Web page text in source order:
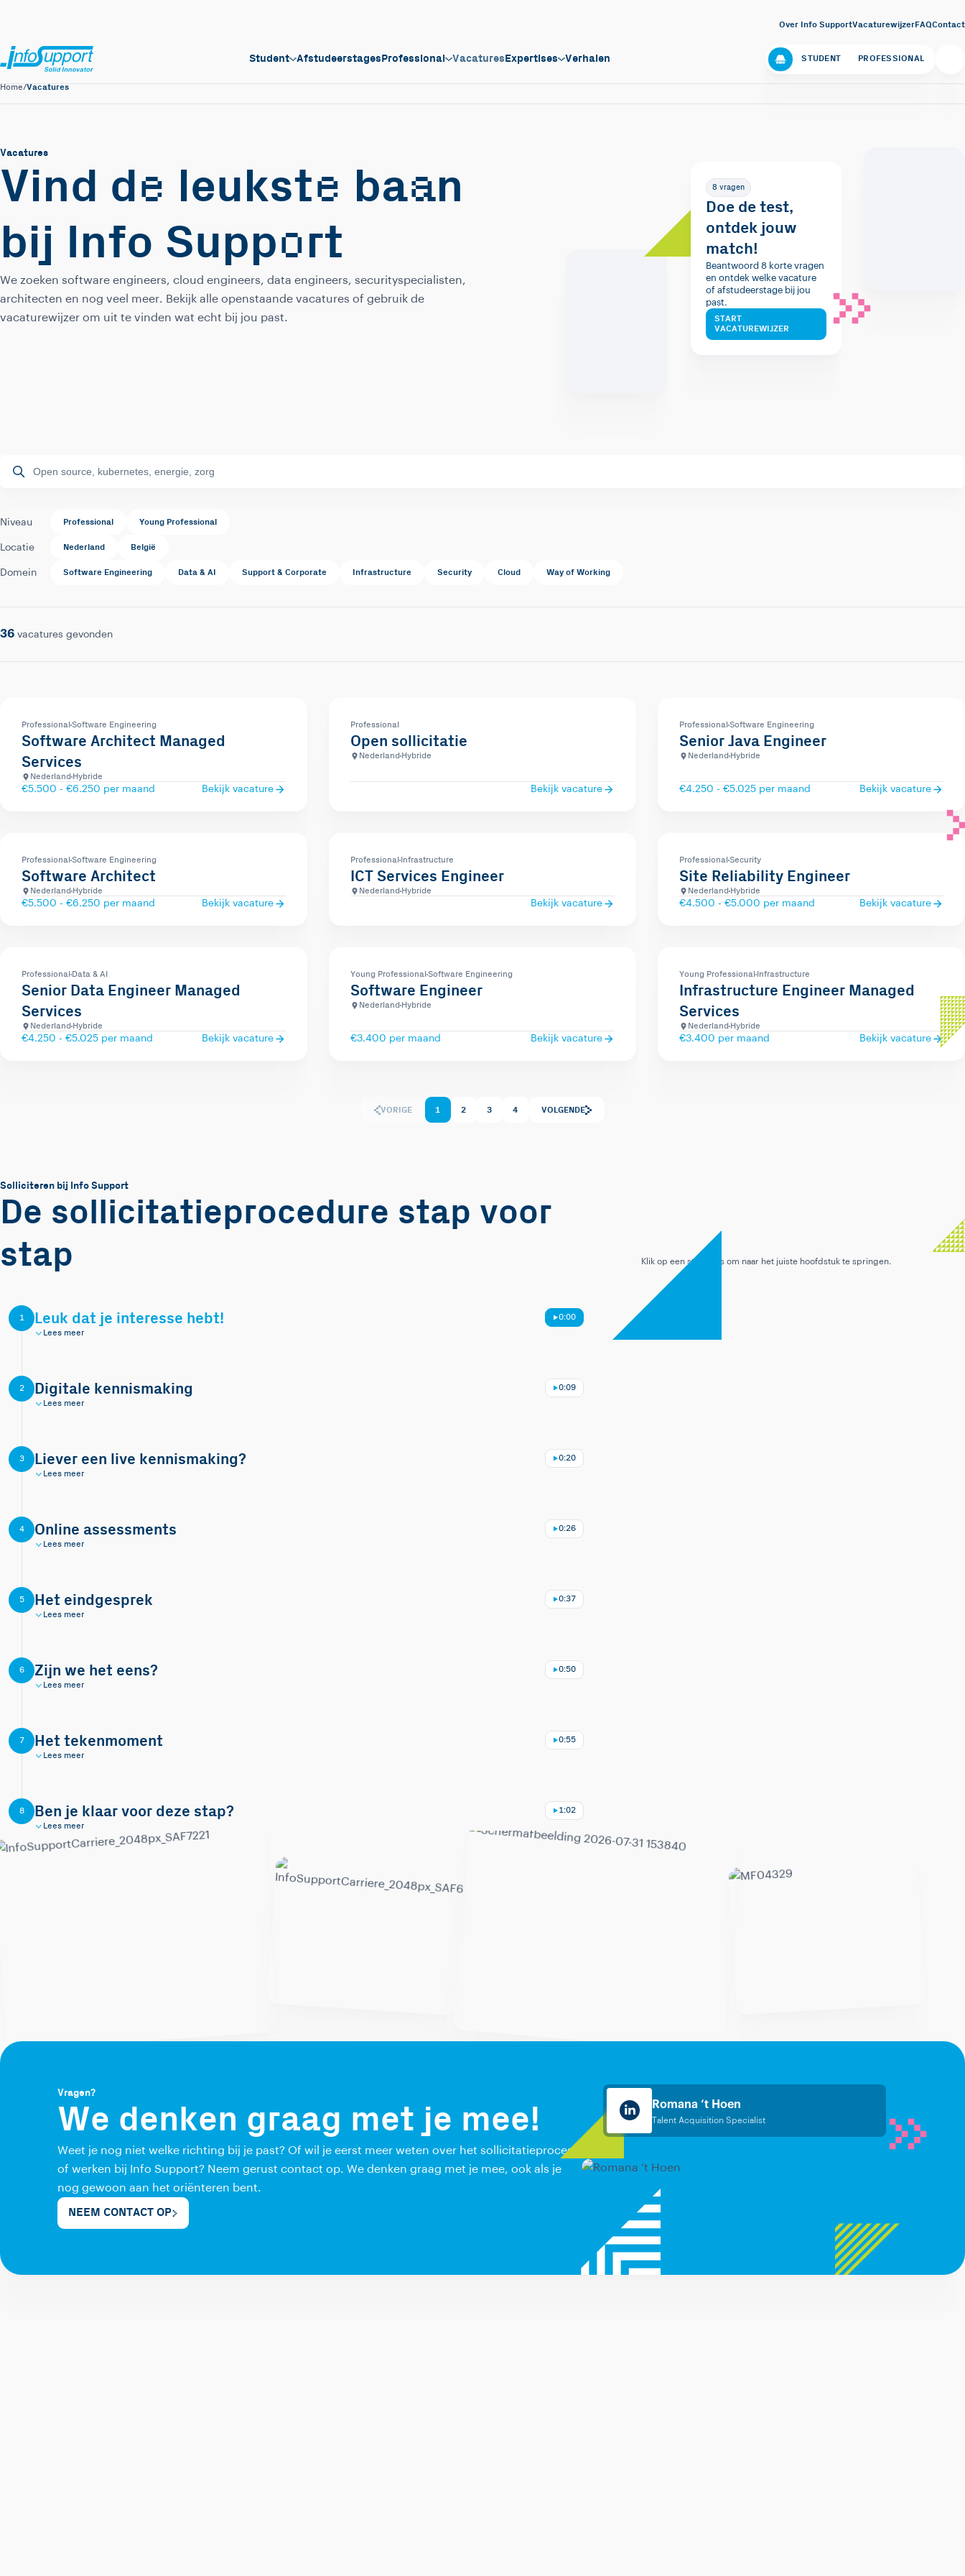
Over Info SupportVacaturewijzerFAQContact
Student AfstudeerstagesProfessional VacaturesExpertises Verhalen STUDENT PROFESSIONAL
Home/Vacatures
Vacatures
Vind de leukste baan
bij Info Support
We zoeken software engineers, cloud engineers, data engineers, securityspecialisten,
architecten en nog veel meer. Bekijk alle openstaande vacatures of gebruik de
vacaturewijzer om uit te vinden wat echt bij jou past.
8 vragen
Doe de test,
ontdek jouw
match!
Beantwoord 8 korte vragen
en ontdek welke vacature
of afstudeerstage bij jou
past.
START
VACATUREWIJZER
Niveau Professional Young Professional
Locatie Nederland België
Domein Software Engineering Data & AI Support & Corporate Infrastructure Security Cloud Way of Working
36 vacatures gevonden
Professional Software Engineering
Software Architect Managed
Services
Nederland Hybride
€5.500 - €6.250 per maand Bekijk vacature
Professional
Open sollicitatie
Nederland Hybride
Bekijk vacature
Professional Software Engineering
Senior Java Engineer
Nederland Hybride
€4.250 - €5.025 per maand Bekijk vacature
Professional Software Engineering
Software Architect
Nederland Hybride
€5.500 - €6.250 per maand Bekijk vacature
Professional Infrastructure
ICT Services Engineer
Nederland Hybride
Bekijk vacature
Professional Security
Site Reliability Engineer
Nederland Hybride
€4.500 - €5.000 per maand Bekijk vacature
Professional Data & AI
Senior Data Engineer Managed
Services
Nederland Hybride
€4.250 - €5.025 per maand Bekijk vacature
Young Professional Software Engineering
Software Engineer
Nederland Hybride
€3.400 per maand Bekijk vacature
Young Professional Infrastructure
Infrastructure Engineer Managed
Services
Nederland Hybride
€3.400 per maand Bekijk vacature
VORIGE 1 2 3 4 VOLGENDE
Solliciteren bij Info Support
De sollicitatieprocedure stap voor
stap
1 Leuk dat je interesse hebt!
0:00
Lees meer
2 Digitale kennismaking
0:09
Lees meer
3 Liever een live kennismaking?
0:20
Lees meer
4 Online assessments
0:26
Lees meer
5 Het eindgesprek
0:37
Lees meer
6 Zijn we het eens?
0:50
Lees meer
7 Het tekenmoment
0:55
Lees meer
8 Ben je klaar voor deze stap?
1:02
Lees meer
Hoofdstuk 1 / 8
Klik op een stap links om naar het juiste hoofdstuk te springen.
Vragen?
We denken graag met je mee!
Weet je nog niet welke richting bij je past? Of wil je eerst meer weten over het sollicitatieproces
of werken bij Info Support? Neem gerust contact op. We denken graag met je mee, ook als je
nog gewoon aan het oriënteren bent.
NEEM CONTACT OP
Romana ‘t Hoen
Talent Acquisition Specialist